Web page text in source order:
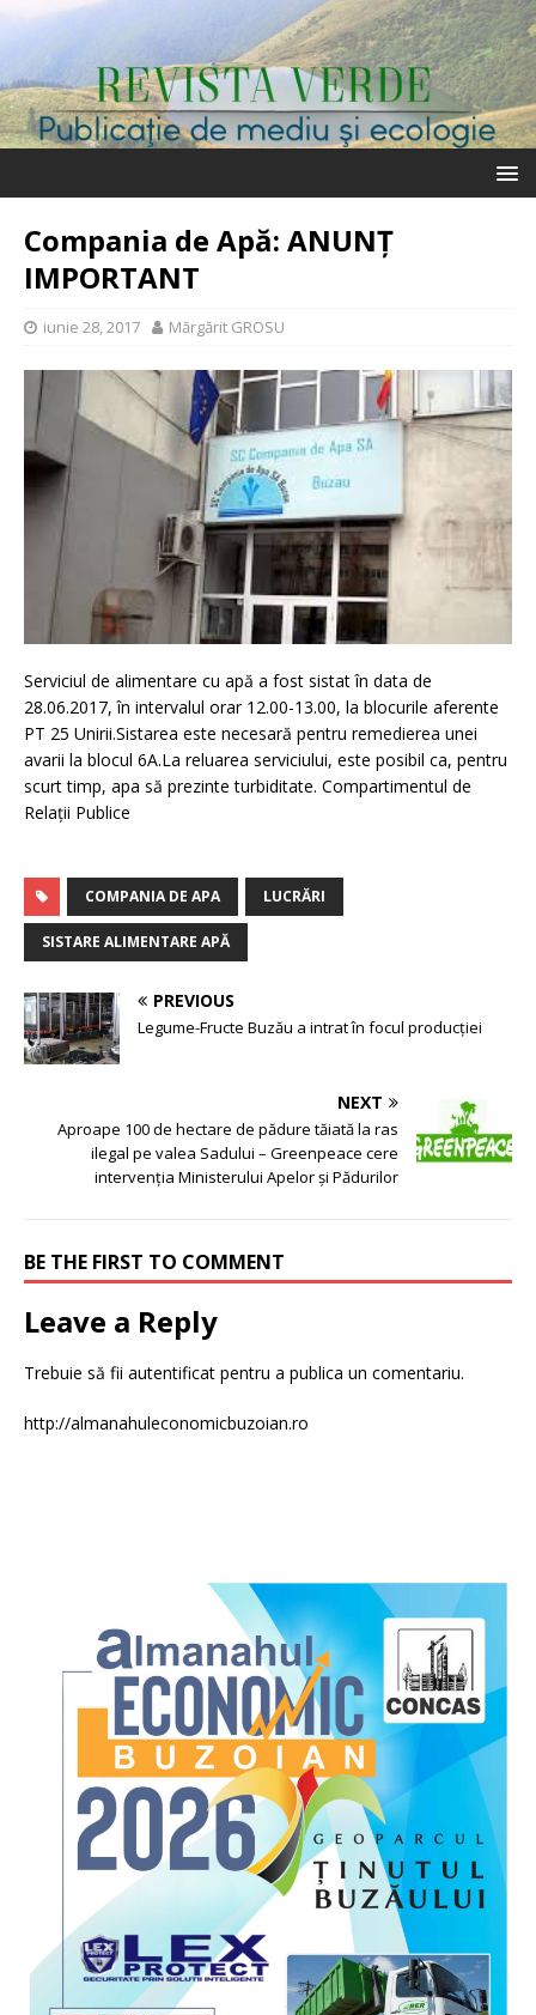
Compania de Apă: ANUNȚ
IMPORTANT
iunie 28, 2017 Mărgărit GROSU
Serviciul de alimentare cu apă a fost sistat în data de
28.06.2017, în intervalul orar 12.00-13.00, la blocurile aferente
PT 25 Unirii.Sistarea este necesară pentru remedierea unei
avarii la blocul 6A.La reluarea serviciului, este posibil ca, pentru
scurt timp, apa să prezinte turbiditate. Compartimentul de
Relații Publice
COMPANIA DE APA LUCRĂRI
SISTARE ALIMENTARE APĂ
PREVIOUS
Legume-Fructe Buzău a intrat în focul producției
NEXT
Aproape 100 de hectare de pădure tăiată la ras
ilegal pe valea Sadului – Greenpeace cere
intervenția Ministerului Apelor și Pădurilor
BE THE FIRST TO COMMENT
Leave a Reply
Trebuie să fii autentificat pentru a publica un comentariu.
http://almanahuleconomicbuzoian.ro